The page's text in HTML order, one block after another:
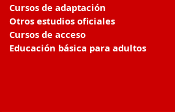
Cursos de adaptación
Otros estudios oficiales
Cursos de acceso
Educación básica para adultos